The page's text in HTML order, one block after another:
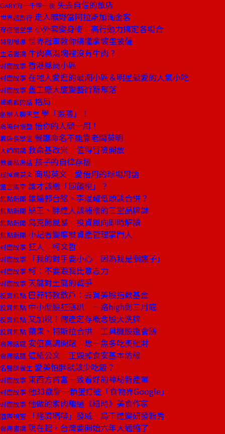
GARY的一千零一夜 失去自信的旅店
世界超旅行 走入曠野當阿拉斯加淘金客
穿搭隨堂學 小外套變身術 高行動力搞定各場合
特別報導 世界冠軍教你搞懂拿坡里披薩
生活書摘 牛肉高湯塊裡沒有牛肉？
封面故事 香港風尚小區
封面故事 在地人愛逛的最潮小區＆明星最愛的人氣小吃
封面故事 舊工廠大廈變藝術新聚落
總編輯的話 格局
創辦人聊天室 學「跟隨」！
商場自慢塾 借你的人頭一用！
戴店長學堂 餐廳命名不能靠老闆英明
大師開講 救命基改米 值得冒險開放
教養私房話 孩子的自律存摺
戒掉爛英文 商場英文 愛借用的球場用語
童言識李 誰才該繳「回饋稅」？
焦點新聞 誰逼郭台銘、李焜耀低頭談合併？
焦點新聞 鼎王、胖達人該補修的三堂品牌課
焦點新聞 烏克蘭風暴 投資風向即時解讀
焦點新聞 小記者變摩根資產管理掌門人
封面故事 狂人 柯文哲
封面故事 「我的對手要小心 因為我是個瘋子」
封面故事 柯：不要跟我比意志力
封面故事 天龍對土龍的戰爭
投資焦點 巴菲特教散戶：去買美股指數基金
投資焦點 中小型股狂漲趴 一路high到三月底
投資焦點 又加稅！傳產定存概念股大洗牌
投資焦點 蘋果、特斯拉合拱 工具機股還會漲
商周話題 安倍高調開賭 想一魚多吃奧運財
商周話題 這紙公文 正毀掉食安基本防線
名醫談養生 愛美怕胖就該少吃飯？
封面故事 東西方首富一致看好的神秘新產業
封面故事 他33歲靠一顆蛋打造「食物界Google」
封面故事 他做的素肉騙過《紐時》美食作家
國際視窗 「經濟嗎啡」發威 烏干達變研發新秀
商周書摘 現在起，台灣要開始六年大通縮了